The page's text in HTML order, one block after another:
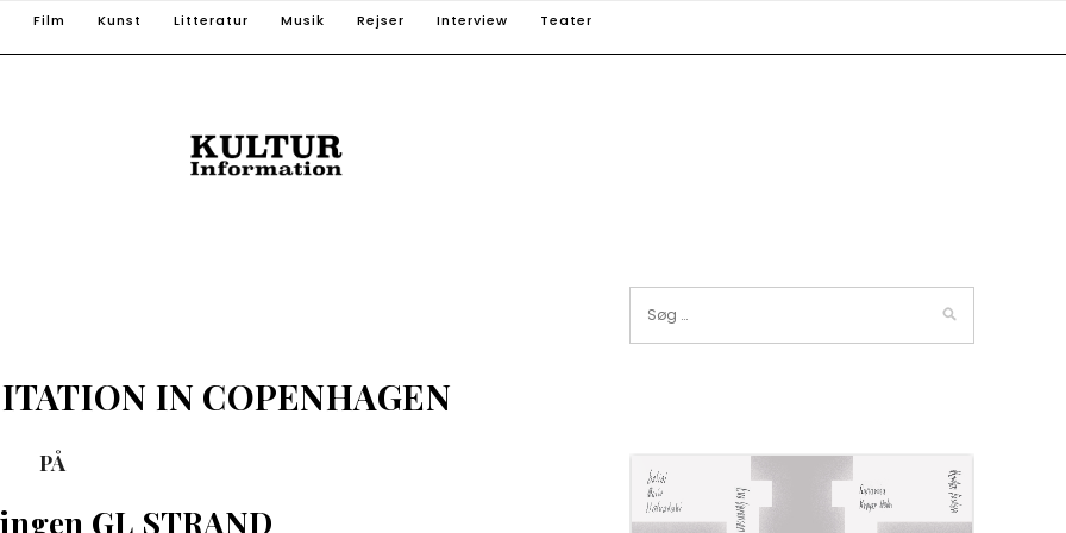
Film Kunst Litteratur Musik Rejser Interview Teater
IN COPENHAGEN
PÅ
GL STRAND